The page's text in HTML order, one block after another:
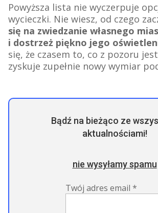
Powyższa lista nie wyczerpuje
wycieczki. Nie wiesz, od czego
się na zwiedzanie własnego
i dostrzeż piękno jego
się, że czasem to, co z pozoru
zyskuje zupełnie nowy wymiar
Bądź na bieżąco ze
aktualnościami!
nie wysyłamy spamu
Twój adres email *